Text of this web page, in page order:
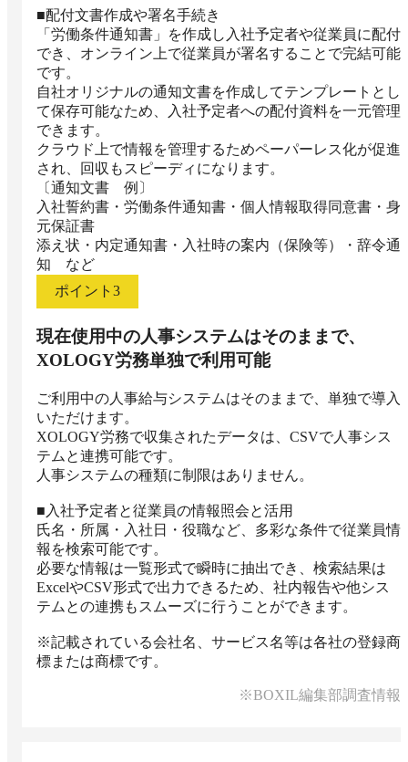
■配付文書作成や署名手続き
「労働条件通知書」を作成し入社予定者や従業員に配付
でき、オンライン上で従業員が署名することで完結可能
です。
自社オリジナルの通知文書を作成してテンプレートとし
て保存可能なため、入社予定者への配付資料を一元管理
できます。
クラウド上で情報を管理するためペーパーレス化が促進
され、回収もスピーディになります。
〔通知文書　例〕
入社誓約書・労働条件通知書・個人情報取得同意書・身
元保証書
添え状・内定通知書・入社時の案内（保険等）・辞令通
知　など
ポイント 3
現在使用中の人事システムはそのままで、
XOLOGY労務単独で利用可能
ご利用中の人事給与システムはそのままで、単独で導入
いただけます。
XOLOGY労務で収集されたデータは、CSVで人事シス
テムと連携可能です。
人事システムの種類に制限はありません。
■入社予定者と従業員の情報照会と活用
氏名・所属・入社日・役職など、多彩な条件で従業員情
報を検索可能です。
必要な情報は一覧形式で瞬時に抽出でき、検索結果は
ExcelやCSV形式で出力できるため、社内報告や他シス
テムとの連携もスムーズに行うことができます。
※記載されている会社名、サービス名等は各社の登録商
標または商標です。
※BOXIL編集部調査情報